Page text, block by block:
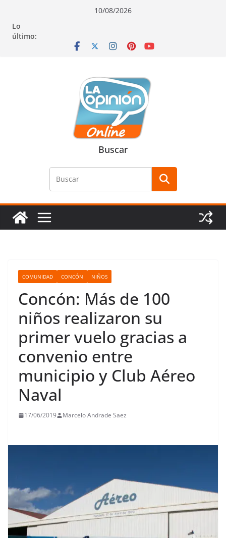
contenido
navegación
contenido
10/08/2026
Lo
último:
Buscar
COMUNIDAD CONCÓN NIÑOS
Concón: Más de 100
niños realizaron su
primer vuelo gracias a
convenio entre
municipio y Club Aéreo
Naval
17/06/2019 Marcelo Andrade Saez